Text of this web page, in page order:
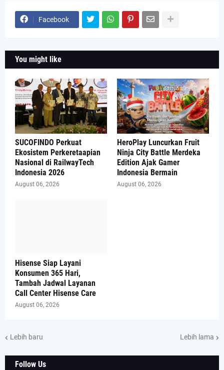
Facebook
You might like
SUCOFINDO Perkuat
Ekosistem Perkeretaapian
Nasional di RailwayTech
Indonesia 2026
August 06, 2026
HeroPlay Luncurkan Fruit
Ninja City Battle Merdeka
Edition Ajak Gamer
Indonesia Bermain
August 06, 2026
Hisense Siap Layani
Konsumen 365 Hari,
Tambah Jadwal Layanan
Call Center Hisense Care
August 06, 2026
Lebih baru Lebih lama
Follow Us